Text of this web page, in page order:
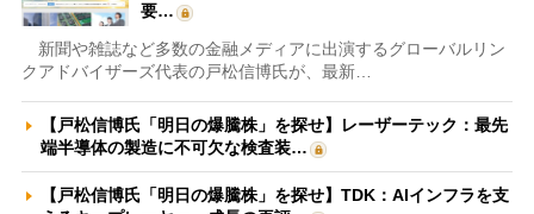
要…
新聞や雑誌など多数の金融メディアに出演するグローバルリン
クアドバイザーズ代表の戸松信博氏が、最新…
【戸松信博氏「明日の爆騰株」を探せ】レーザーテック：最先
端半導体の製造に不可欠な検査装…
【戸松信博氏「明日の爆騰株」を探せ】TDK：AIインフラを支